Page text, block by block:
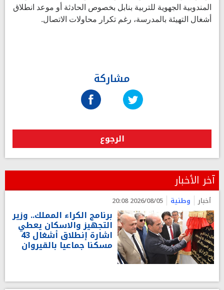
المندوبية الجهوية للتربية بنابل بخصوص الحادثة أو موعد انطلاق
أشغال التهيئة بالمدرسة، رغم تكرار محاولات الاتصال.
مشاركة
الرجوع
آخر الأخبار
أخبار وطنية 2026/08/05 20:08
برنامج الكراء المملك.. وزير
التجهيز والاسكان يعطي
اشارة إنطلاق أشغال 43
مسكنا جماعيا بالقيروان